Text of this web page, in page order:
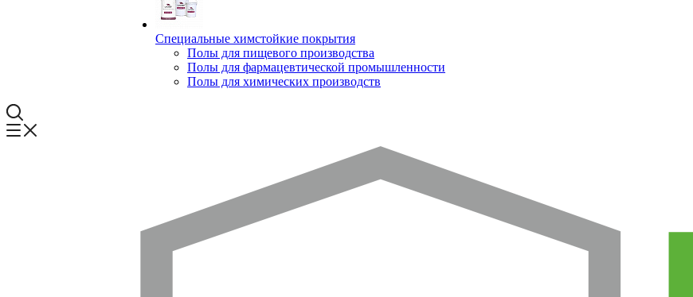
Специальные химстойкие покрытия
Полы для пищевого производства
Полы для фармацевтической промышленности
Полы для химических производств